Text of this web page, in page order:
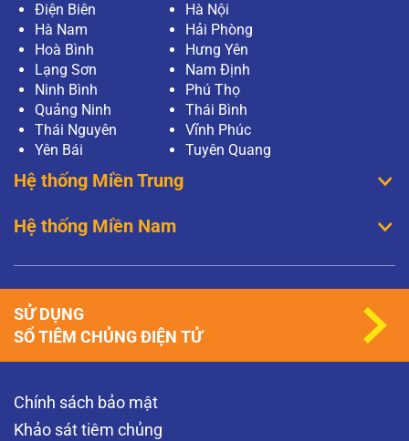
Điện Biên
Hà Nội
Hà Nam
Hải Phòng
Hoà Bình
Hưng Yên
Lạng Sơn
Nam Định
Ninh Bình
Phú Thọ
Quảng Ninh
Thái Bình
Thái Nguyên
Vĩnh Phúc
Yên Bái
Tuyên Quang
Hệ thống Miền Trung
Hệ thống Miền Nam
Chính sách bảo mật
Khảo sát tiêm chủng
SỬ DỤNG
SỔ TIÊM CHỦNG ĐIỆN TỬ